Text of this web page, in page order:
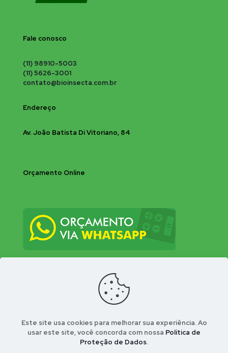
Fale conosco
(11) 98910-5003
(11) 5626-3001
contato@bioinsecta.com.br
Endereço
Av. João Batista Di Vitoriano, 84
Orçamento Online
© 2026 Bio-Insecta Controle Integrado de Pragas
Este site usa cookies para melhorar sua experiência. Ao
usar este site, você concorda com nossa Política de
Proteção de Dados.